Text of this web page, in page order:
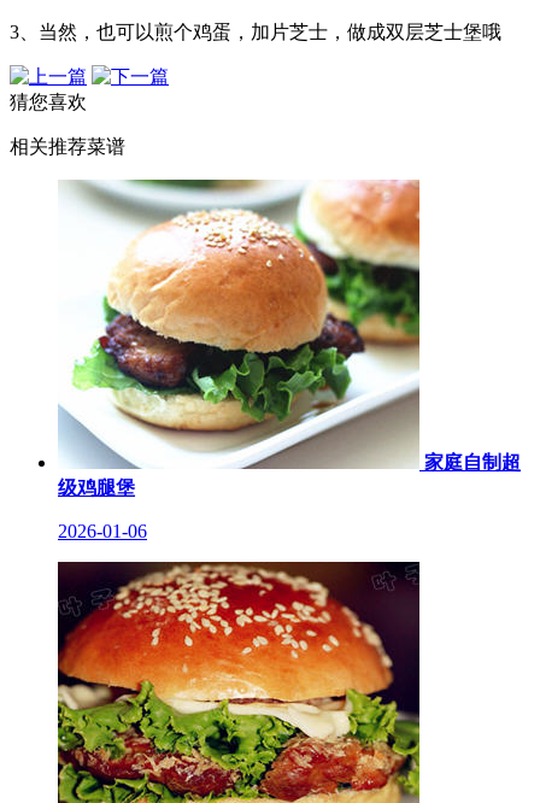
3、当然，也可以煎个鸡蛋，加片芝士，做成双层芝士堡哦
猜您喜欢
相关推荐菜谱
家庭自制超
级鸡腿堡
2026-01-06